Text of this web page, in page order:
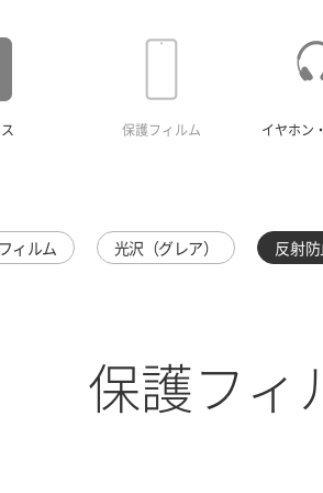
保護フィルム イヤホン
ィルム 光沢（グレア） 反射防
保護フィ